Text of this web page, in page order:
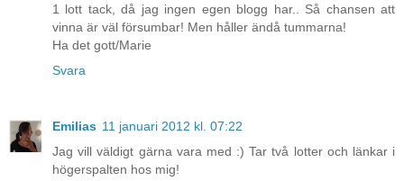
1 lott tack, då jag ingen egen blogg har.. Så chansen att
vinna är väl försumbar! Men håller ändå tummarna!
Ha det gott/Marie
Svara
Emilias 11 januari 2012 kl. 07:22
Jag vill väldigt gärna vara med :) Tar två lotter och länkar i
högerspalten hos mig!